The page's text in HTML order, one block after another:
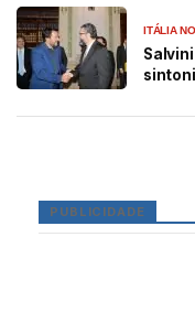
ITÁLIA
PUBLICIDADE